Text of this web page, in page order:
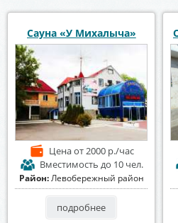
Сауна «У Михалыча»
Ценаот 2000 р./час
Вместимость до 10 чел.
Район:Левобережный район
подробнее